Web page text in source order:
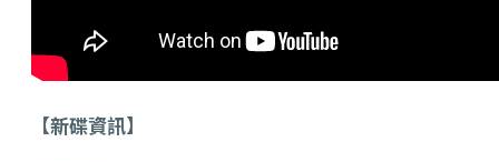
【新碟資訊】